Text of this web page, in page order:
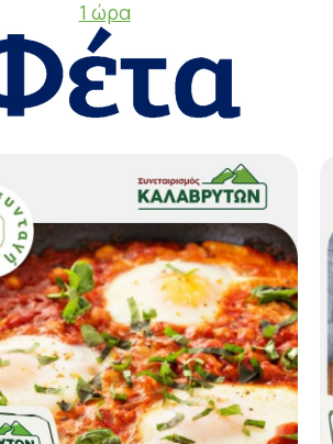
1 ώρα